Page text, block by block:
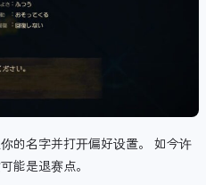
的名字并打开偏好设置。 如今许
能是退赛点。